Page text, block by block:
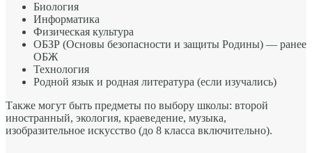
Биология
Информатика
Физическая культура
ОБЗР (Основы безопасности и защиты Родины) — ранее
ОБЖ
Технология
Родной язык и родная литература (если изучались)
Также могут быть предметы по выбору школы: второй
иностранный, экология, краеведение, музыка,
изобразительное искусство (до 8 класса включительно).